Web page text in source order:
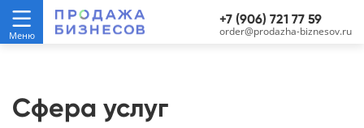
+7 (906) 721 77 59
order@prodazha-biznesov.ru
Сфера услуг